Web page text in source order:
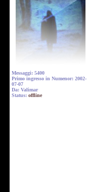
Messaggi: 5400
Primo ingresso in Numenor: 2002-
07-07
Da: Valimar
Status: offline